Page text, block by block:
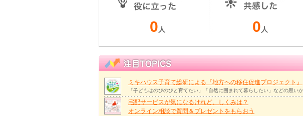
0 人 0 人
ミキハウス子育て総研による『地方への移住促進プロジェクト』
「子どもはのびのびと育てたい」「自然に囲まれて暮らしたい」などの思い
宅配サービスが気になるけれど、しくみは？
オンライン相談で質問＆プレゼントをもらおう